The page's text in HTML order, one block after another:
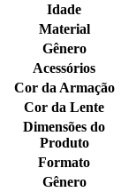
Idade
Material
Gênero
Acessórios
Cor da Armação
Cor da Lente
Dimensões do
Produto
Formato
Gênero